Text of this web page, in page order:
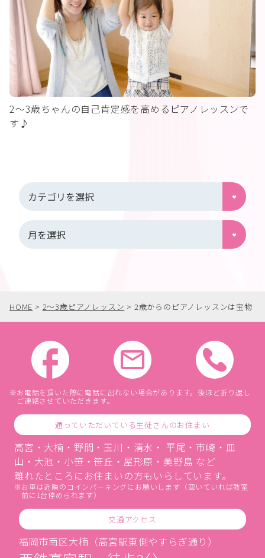
2～3歳ちゃんの自己肯定感を高めるピアノレッスンで
す♪
HOME > 2〜3歳ピアノレッスン > 2歳からのピアノレッスンは宝物
お電話を頂いた際に電話に出れない場合があります。後ほど折り返し
ご連絡させていただきます。
通っていただいている生徒さんのお住まい
高宮・大楠・野間・玉川・清水・ 平尾・市崎・皿
山・大池・小笹・笹丘・屋形原・美野島 など
離れたところにお住まいの方もいらしています。
お車は近隣のコインパーキングにお願いします（空いていれば教室
前に1台停められます）
交通アクセス
福岡市南区大楠（高宮駅東側やすらぎ通り）